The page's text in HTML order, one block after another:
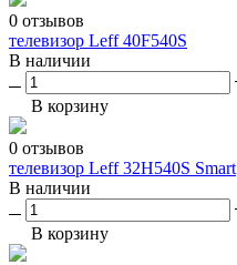
0 отзывов
телевизор Leff 40F540S
В наличии
В корзину
0 отзывов
телевизор Leff 32H540S Smart
В наличии
В корзину